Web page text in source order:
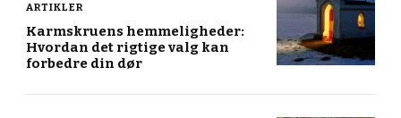
ARTIKLER
Karmskruens hemmeligheder:
Hvordan det rigtige valg kan
forbedre din dør